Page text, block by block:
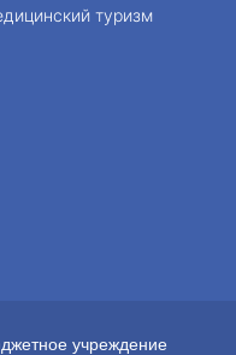
туризм
учреждение